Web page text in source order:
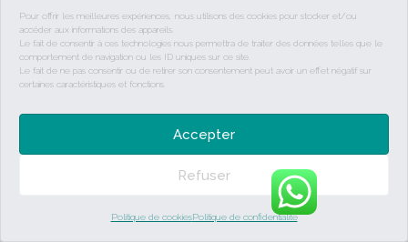
Pour offrir les meilleures expériences, nous utilisons des cookies pour stocker et/ou
accéder aux informations des appareils.
Le fait de consentir à ces technologies nous permettra de traiter des données telles que le
comportement de navigation ou les ID uniques sur ce site.
Le fait de ne pas consentir ou de retirer son consentement peut avoir un effet négatif sur
certaines caractéristiques et fonctions.
Accepter
Refuser
Politique de cookiesPolitique de confidentialité
Vous devez êtreconnecté pour publier un commentaire.
Copyright 2026 - Medic'Ordi - Christophe Berwart - Rue de Rone 4 - 4219